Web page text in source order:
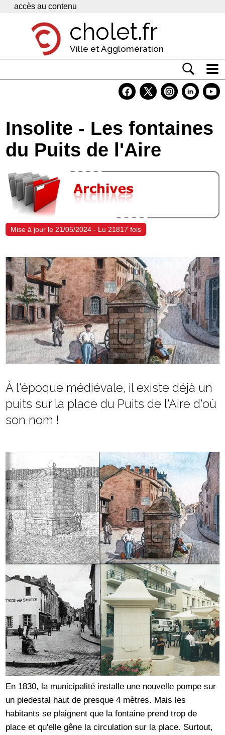
Panneau de gestion des cookies
accès au contenu
cholet.fr
Ville et Agglomération
Economie
Services
Contacts
Insolite - Les fontaines
du Puits de l'Aire
Mise à jour le 21/05/2024 - Lu 21817 fois
À l'époque médiévale, il existe déjà un
puits sur la place du Puits de l'Aire d'où
son nom !
En 1830, la municipalité installe une nouvelle pompe sur
un piedestal haut de presque 4 mètres. Mais les
habitants se plaignent que la fontaine prend trop de
place et qu'elle gêne la circulation sur la place. Surtout,